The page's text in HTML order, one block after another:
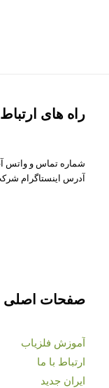
راه های ارتباط
شماره تماس و واتس
آدرس اینستاگرام
صفحات اصلی
آموزش فلزیاب
ارتباط با ما
ایران جدید